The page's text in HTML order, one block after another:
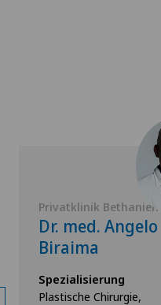
Privatklinik Bethanien
Dr. med. Angelo
Biraima
Spezialisierung
Plastische Chirurgie,